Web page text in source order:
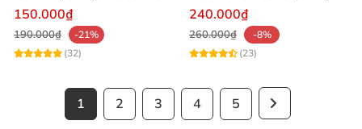
thích sảng khoái
150.000₫
190.000₫
-21%
(32)
tăng khoái cảm
240.000₫
260.000₫
-8%
(23)
1 2 3 4 5